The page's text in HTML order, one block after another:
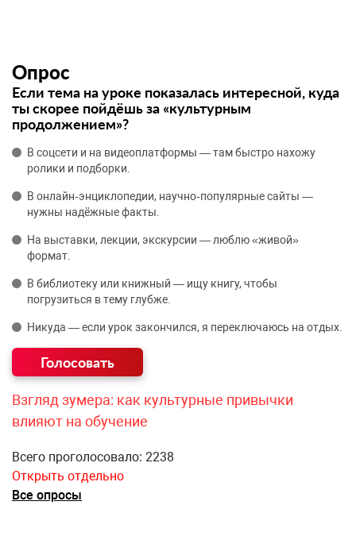
Опрос
Если тема на уроке показалась интересной, куда
ты скорее пойдёшь за «культурным
продолжением»?
В соцсети и на видеоплатформы — там быстро нахожу
ролики и подборки.
В онлайн‑энциклопедии, научно‑популярные сайты —
нужны надёжные факты.
На выставки, лекции, экскурсии — люблю «живой»
формат.
В библиотеку или книжный — ищу книгу, чтобы
погрузиться в тему глубже.
Никуда — если урок закончился, я переключаюсь на отдых.
Взгляд зумера: как культурные привычки
влияют на обучение
Всего проголосовало: 2238
Открыть отдельно
Все опросы